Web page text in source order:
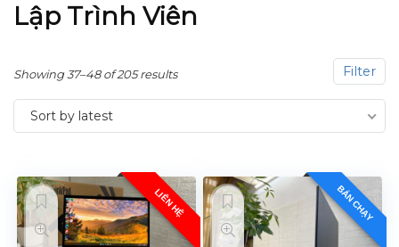
Lập Trình Viên
Filter
Showing 37–48 of 205 results
Sort by latest
LIÊN HỆ BÁN CHẠY